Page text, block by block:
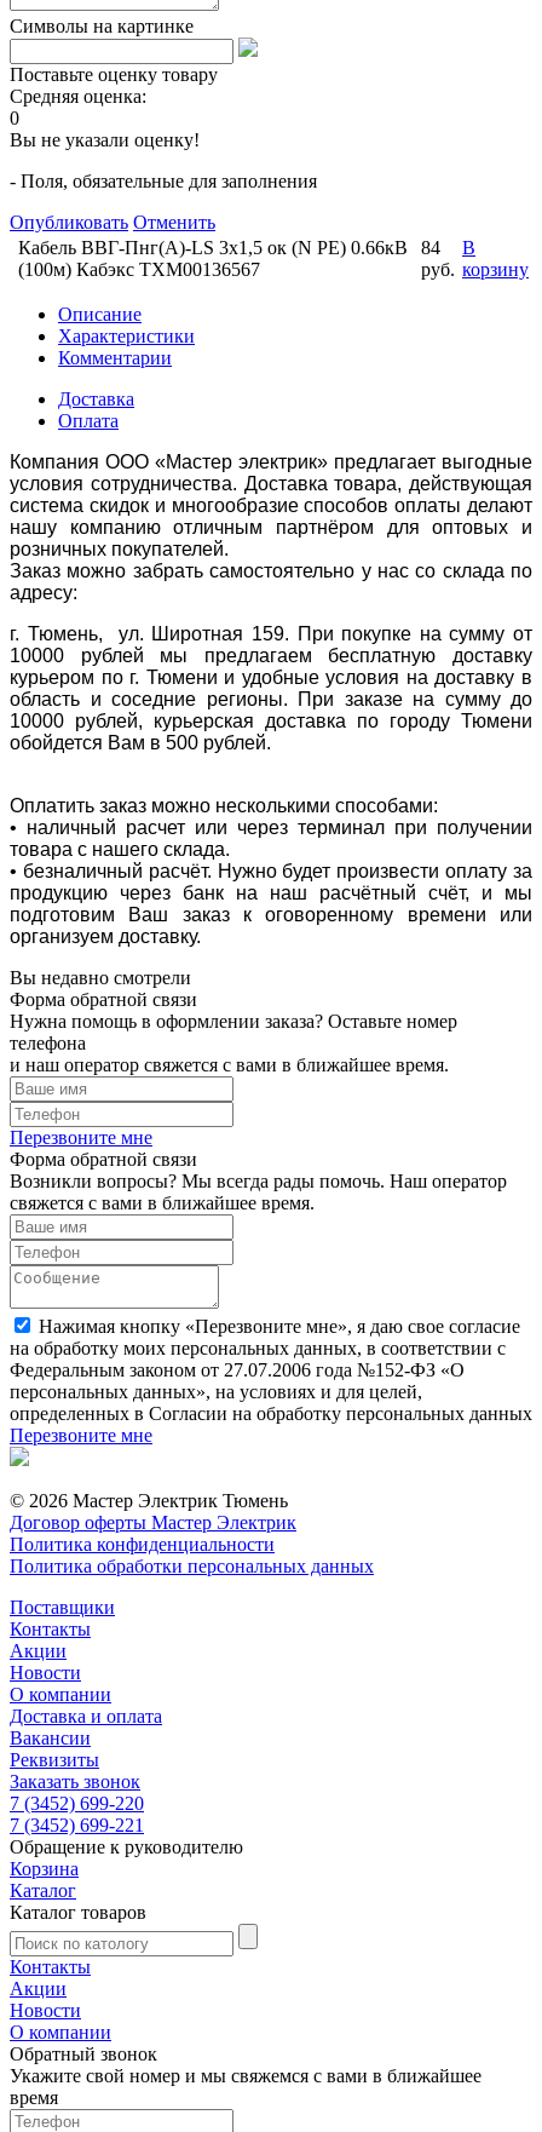
Символы на картинке
Поставьте оценку товару
Средняя оценка:
0
Вы не указали оценку!
- Поля, обязательные для заполнения
Опубликовать Отменить
Кабель ВВГ-Пнг(А)-LS 3х1,5 ок (N PE) 0.66кВ
(100м) Кабэкс ТХМ00136567
84
руб.
В
корзину
Описание
Характеристики
Комментарии
Доставка
Оплата
Компания ООО «Мастер электрик» предлагает выгодные
условия сотрудничества. Доставка товара, действующая
система скидок и многообразие способов оплаты делают
нашу компанию отличным партнёром для оптовых и
розничных покупателей.
Заказ можно забрать самостоятельно у нас со склада по
адресу:
г. Тюмень, ул. Широтная 159. При покупке на сумму от
10000 рублей мы предлагаем бесплатную доставку
курьером по г. Тюмени и удобные условия на доставку в
область и соседние регионы. При заказе на сумму до
10000 рублей, курьерская доставка по городу Тюмени
обойдется Вам в 500 рублей.
Оплатить заказ можно несколькими способами:
• наличный расчет или через терминал при получении
товара с нашего склада.
• безналичный расчёт. Нужно будет произвести оплату за
продукцию через банк на наш расчётный счёт, и мы
подготовим Ваш заказ к оговоренному времени или
организуем доставку.
Вы недавно смотрели
Форма обратной связи
Нужна помощь в оформлении заказа? Оставьте номер
телефона
и наш оператор свяжется с вами в ближайшее время.
Перезвоните мне
Форма обратной связи
Возникли вопросы? Мы всегда рады помочь. Наш оператор
свяжется с вами в ближайшее время.
Нажимая кнопку «Перезвоните мне», я даю свое согласие
на обработку моих персональных данных, в соответствии с
Федеральным законом от 27.07.2006 года №152-ФЗ «О
персональных данных», на условиях и для целей,
определенных в Согласии на обработку персональных данных
Перезвоните мне
© 2026 Мастер Электрик Тюмень
Договор оферты Мастер Электрик
Политика конфиденциальности
Политика обработки персональных данных
Поставщики
Контакты
Акции
Новости
О компании
Доставка и оплата
Вакансии
Реквизиты
Заказать звонок
7 (3452) 699-220
7 (3452) 699-221
Обращение к руководителю
Корзина
Каталог
Каталог товаров
Контакты
Акции
Новости
О компании
Обратный звонок
Укажите свой номер и мы свяжемся с вами в ближайшее
время